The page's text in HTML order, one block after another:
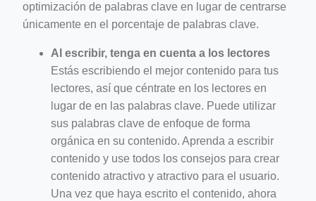
optimización de palabras clave en lugar de centrarse
únicamente en el porcentaje de palabras clave.
Al escribir, tenga en cuenta a los lectores
Estás escribiendo el mejor contenido para tus
lectores, así que céntrate en los lectores en
lugar de en las palabras clave. Puede utilizar
sus palabras clave de enfoque de forma
orgánica en su contenido. Aprenda a escribir
contenido y use todos los consejos para crear
contenido atractivo y atractivo para el usuario.
Una vez que haya escrito el contenido, ahora